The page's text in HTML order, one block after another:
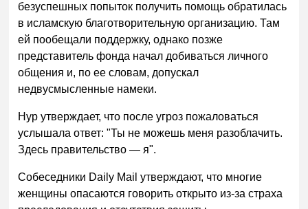
безуспешных попыток получить помощь обратилась
в исламскую благотворительную организацию. Там
ей пообещали поддержку, однако позже
представитель фонда начал добиваться личного
общения и, по ее словам, допускал
недвусмысленные намеки.
Нур утверждает, что после угроз пожаловаться
услышала ответ: "Ты не можешь меня разоблачить.
Здесь правительство — я".
Собеседники Daily Mail утверждают, что многие
женщины опасаются говорить открыто из-за страха